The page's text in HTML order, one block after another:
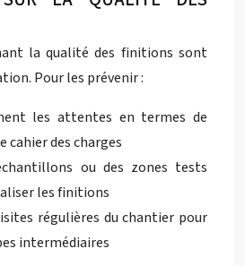
la qualité des finitions sont
Pour les prévenir :
les attentes en termes de
cahier des charges
ou des zones tests
les finitions
régulières du chantier pour
intermédiaires